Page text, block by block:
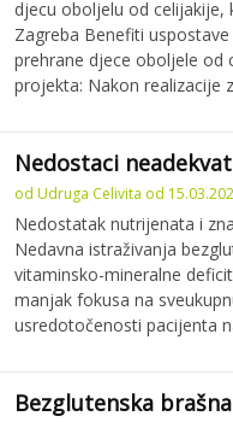
djecu oboljelu od
Zagreba Benefiti
prehrane djece oboljele od
projekta: Nakon realizacije
Nedostaci
od Udruga Celivita od
Nedostatak nutrijenata i
Nedavna istraživanja
vitaminsko-mineralne
manjak fokusa na
usredotočenosti pacijenta
Bezglutenska brašna